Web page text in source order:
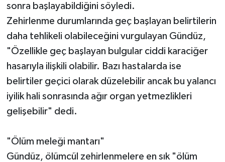
sonra başlayabildiğini söyledi.
Zehirlenme durumlarında geç başlayan belirtilerin
daha tehlikeli olabileceğini vurgulayan Gündüz,
"Özellikle geç başlayan bulgular ciddi karaciğer
hasarıyla ilişkili olabilir. Bazı hastalarda ise
belirtiler geçici olarak düzelebilir ancak bu yalancı
iyilik hali sonrasında ağır organ yetmezlikleri
gelişebilir" dedi.
"Ölüm meleği mantarı"
Gündüz, ölümcül zehirlenmelere en sık "ölüm